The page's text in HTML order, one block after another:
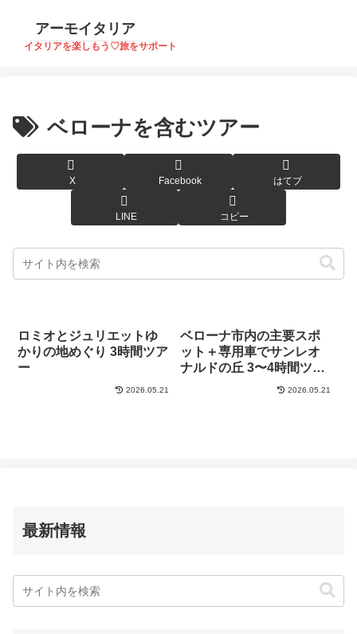
アーモイタリア
イタリアを楽しもう♡旅をサポート
ベローナを含むツアー
X Facebook はてブ
LINE コピー
ロミオとジュリエットゆ
かりの地めぐり 3時間ツア
ー
2026.05.21
ベローナ市内の主要スポ
ット＋専用車でサンレオ
ナルドの丘 3〜4時間ツア
2026.05.21
最新情報